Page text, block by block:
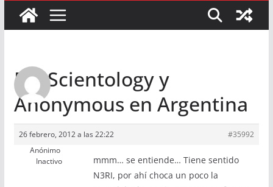
Re: Scientology y
Anonymous en Argentina
26 febrero, 2012 a las 22:22
#35992
Anónimo
Inactivo
mmm… se entiende… Tiene sentido
N3RI, por ahí choca un poco la